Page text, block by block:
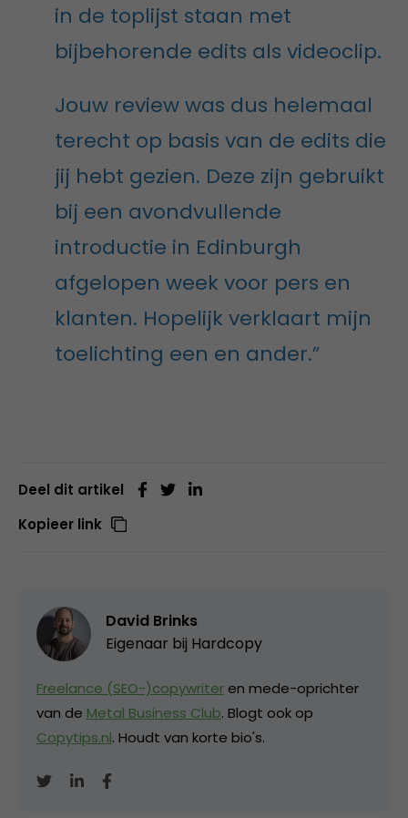
in de toplijst staan met
bijbehorende edits als videoclip.
Jouw review was dus helemaal
terecht op basis van de edits die
jij hebt gezien. Deze zijn gebruikt
bij een avondvullende
introductie in Edinburgh
afgelopen week voor pers en
klanten. Hopelijk verklaart mijn
toelichting een en ander.”
Deel dit artikel
Kopieer link
David Brinks
Eigenaar bij Hardcopy
Freelance (SEO-)copywriter en mede-oprichter
van de Metal Business Club. Blogt ook op
Copytips.nl. Houdt van korte bio's.